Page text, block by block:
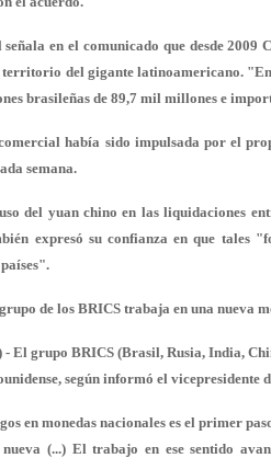
en el comunicado que desde
territorio del gigante latinoamericano.
brasileñas de 89,7 mil millones e
había sido impulsada por el
semana.
del yuan chino en las liquidaciones
expresó su confianza en que tales
de los BRICS trabaja en una nueva
El grupo BRICS (Brasil, Rusia, India,
según informó el vicepresidente
en monedas nacionales es el primer
nueva (...) El trabajo en ese sentido